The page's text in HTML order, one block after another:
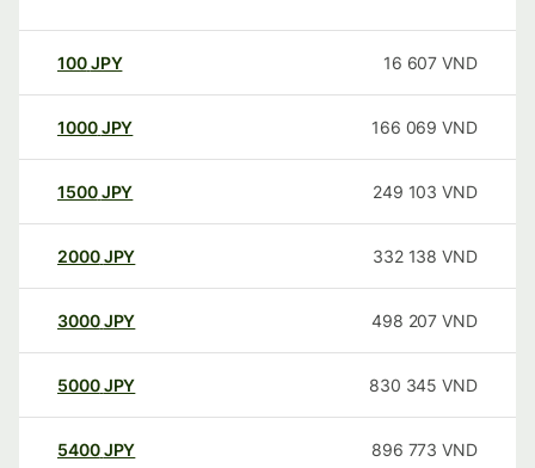
100JPY 16 607 VND
1000JPY 166 069 VND
1500JPY 249 103 VND
2000JPY 332 138 VND
3000JPY 498 207 VND
5000JPY 830 345 VND
5400JPY 896 773 VND